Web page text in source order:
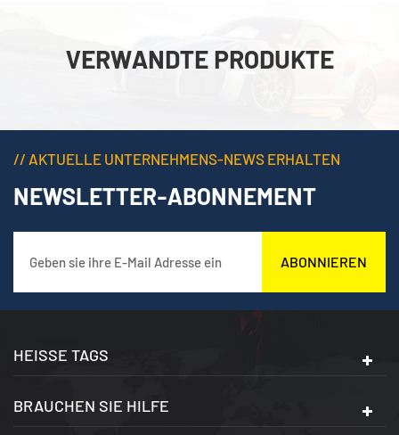
VERWANDTE PRODUKTE
// AKTUELLE UNTERNEHMENS-NEWS ERHALTEN
NEWSLETTER-ABONNEMENT
ABONNIEREN
HEISSE TAGS
BRAUCHEN SIE HILFE